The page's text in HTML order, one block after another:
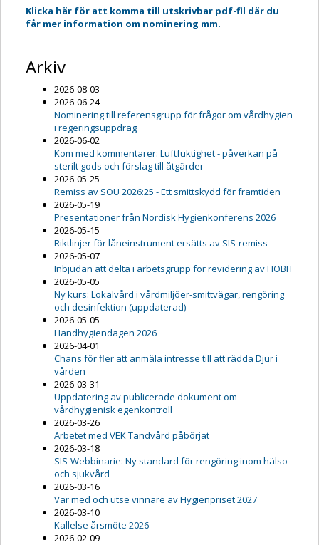
Klicka här för att komma till utskrivbar pdf-fil där du
får mer information om nominering mm.
Arkiv
2026-08-03
2026-06-24
Nominering till referensgrupp för frågor om vårdhygien
i regeringsuppdrag
2026-06-02
Kom med kommentarer: Luftfuktighet - påverkan på
sterilt gods och förslag till åtgärder
2026-05-25
Remiss av SOU 2026:25 - Ett smittskydd för framtiden
2026-05-19
Presentationer från Nordisk Hygienkonferens 2026
2026-05-15
Riktlinjer för låneinstrument ersätts av SIS-remiss
2026-05-07
Inbjudan att delta i arbetsgrupp för revidering av HOBIT
2026-05-05
Ny kurs: Lokalvård i vårdmiljöer-smittvägar, rengöring
och desinfektion (uppdaterad)
2026-05-05
Handhygiendagen 2026
2026-04-01
Chans för fler att anmäla intresse till att rädda Djur i
vården
2026-03-31
Uppdatering av publicerade dokument om
vårdhygienisk egenkontroll
2026-03-26
Arbetet med VEK Tandvård påbörjat
2026-03-18
SIS-Webbinarie: Ny standard för rengöring inom hälso-
och sjukvård
2026-03-16
Var med och utse vinnare av Hygienpriset 2027
2026-03-10
Kallelse årsmöte 2026
2026-02-09